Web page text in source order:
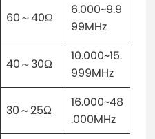
60～40Ω
6.000~9.9
99MHz
40～30Ω
10.000~15.
999MHz
30～25Ω
16.000~48
.000MHz